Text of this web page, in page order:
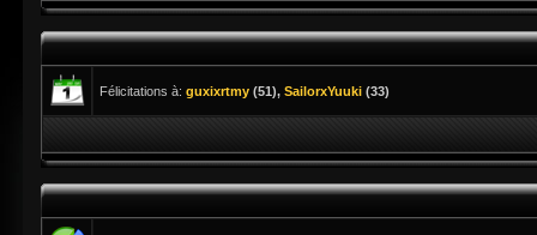
Félicitations à: guxixrtmy (51), SailorxYuuki (33)